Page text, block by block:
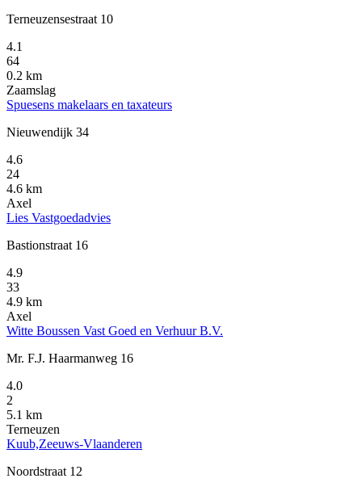
Terneuzensestraat 10
4.1
64
0.2 km
Zaamslag
Spuesens makelaars en taxateurs
Nieuwendijk 34
4.6
24
4.6 km
Axel
Lies Vastgoedadvies
Bastionstraat 16
4.9
33
4.9 km
Axel
Witte Boussen Vast Goed en Verhuur B.V.
Mr. F.J. Haarmanweg 16
4.0
2
5.1 km
Terneuzen
Kuub,Zeeuws-Vlaanderen
Noordstraat 12